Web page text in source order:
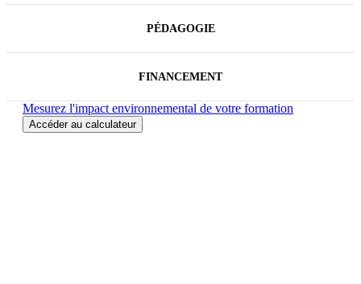
PÉDAGOGIE
FINANCEMENT
Mesurez l'impact environnemental de votre formation
Accéder au calculateur